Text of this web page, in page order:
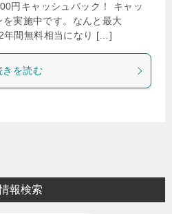
円キャッシュバック！ キャッ
実施中です。なんと最大
年間無料相当になり […]
きを読む
報検索